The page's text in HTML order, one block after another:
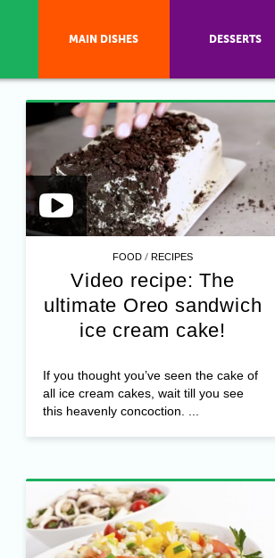
FOOD /RECIPES
Video recipe: The
ultimate Oreo sandwich
ice cream cake!
If you thought you’ve seen the cake of
all ice cream cakes, wait till you see
this heavenly concoction. ...
MAIN DISHES DESSERTS